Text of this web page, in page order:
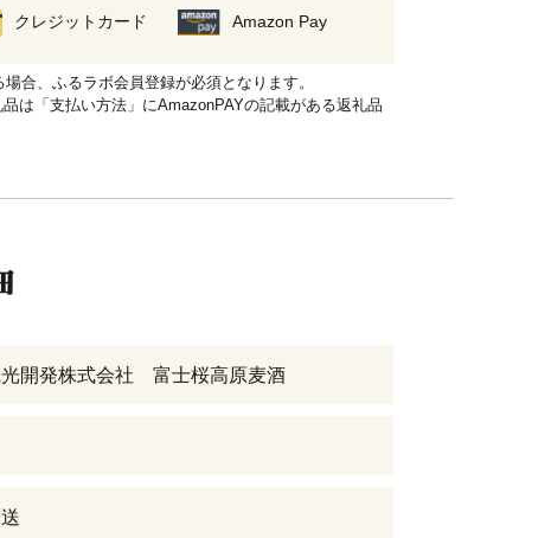
クレジットカード Amazon Pay
合、ふるラボ会員登録が必須となります。
は「支払い方法」にAmazonPAYの記載がある返礼品
開発株式会社 富士桜高原麦酒